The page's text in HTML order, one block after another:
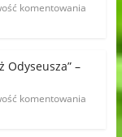
komentowania
Odyseusza” –
komentowania